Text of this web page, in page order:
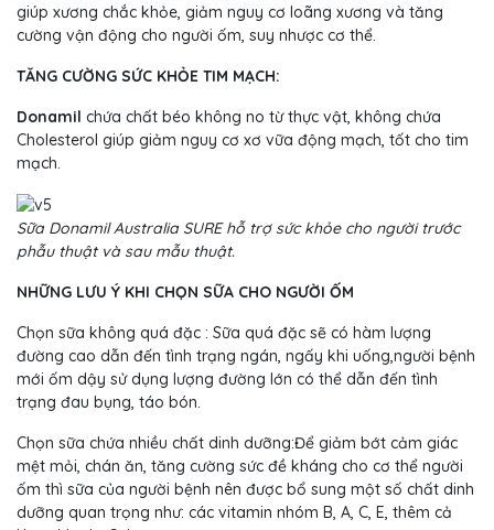
giúp xương chắc khỏe, giảm nguy cơ loãng xương và tăng
cường vận động cho người ốm, suy nhược cơ thể.
TĂNG CƯỜNG SỨC KHỎE TIM MẠCH:
Donamil chứa chất béo không no từ thực vật, không chứa
Cholesterol giúp giảm nguy cơ xơ vữa động mạch, tốt cho tim
mạch.
Sữa Donamil Australia SURE hỗ trợ sức khỏe cho người trước
phẫu thuật và sau mẫu thuật.
NHỮNG LƯU Ý KHI CHỌN SỮA CHO NGƯỜI ỐM
Chọn sữa không quá đặc : Sữa quá đặc sẽ có hàm lượng
đường cao dẫn đến tình trạng ngán, ngấy khi uống,người bệnh
mới ốm dậy sử dụng lượng đường lớn có thể dẫn đến tình
trạng đau bụng, táo bón.
Chọn sữa chứa nhiều chất dinh dưỡng:Để giảm bớt cảm giác
mệt mỏi, chán ăn, tăng cường sức đề kháng cho cơ thể người
ốm thì sữa của người bệnh nên được bổ sung một số chất dinh
dưỡng quan trọng như: các vitamin nhóm B, A, C, E, thêm cả